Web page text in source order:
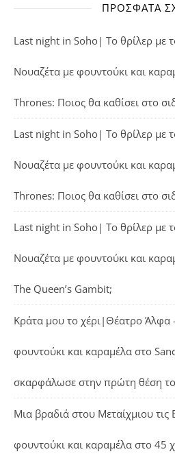
ΠΡΌΣΦΑΤΑ
Last night in Soho| Το θρίλερ με
Νουαζέτα με φουντούκι και
Thrones: Ποιος θα καθίσει στο
Last night in Soho| Το θρίλερ με
Νουαζέτα με φουντούκι και
Thrones: Ποιος θα καθίσει στο
Last night in Soho| Το θρίλερ με
Νουαζέτα με φουντούκι και
The Queen’s Gambit;
Κράτα μου το χέρι|Θέατρο Άλφα
φουντούκι και καραμέλα στο
σκαρφάλωσε στην πρώτη θέση
Μια βραδιά στου Μεταίχμιου τις
φουντούκι και καραμέλα στο 45